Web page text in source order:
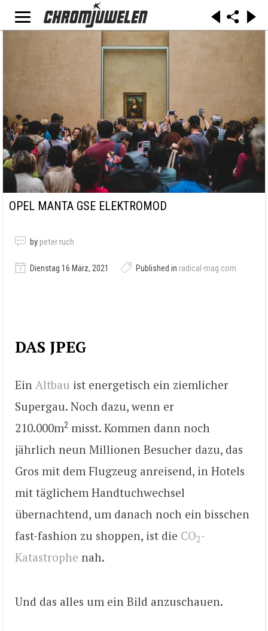
OPEL MANTA GSE ELEKTROMOD
by peter ruch
Dienstag 16 März, 2021 Published in radical-mag.com
DAS JPEG
Ein Altbau ist energetisch ein ziemlicher
Supergau. Noch dazu, wenn er
210.000m2 misst. Kommen dann noch
jährlich neun Millionen Besucher dazu, das
Gros mit dem Flugzeug anreisend, in Hotels
mit täglichem Handtuchwechsel
übernachtend, um danach noch ein bisschen
fast-fashion zu shoppen, ist die CO2-
Katastrophe nah.
Und das alles um ein Bild anzuschauen.